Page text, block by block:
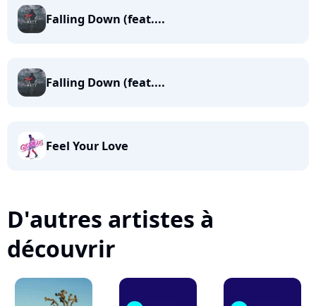
Falling Down (feat....
Falling Down (feat....
Feel Your Love
D'autres artistes à
découvrir